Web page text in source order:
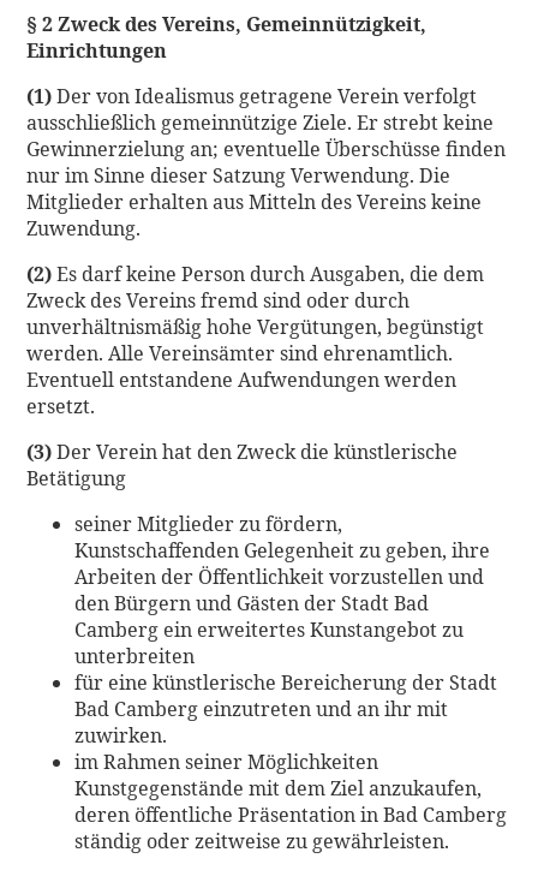
§ 2 Zweck des Vereins, Gemeinnützigkeit,
Einrichtungen
(1)Der von Idealismus getragene Verein verfolgt
ausschließlich gemeinnützige Ziele. Er strebt keine
Gewinnerzielung an; eventuelle Überschüsse finden
nur im Sinne dieser Satzung Verwendung. Die
Mitglieder erhalten aus Mitteln des Vereins keine
Zuwendung.
(2)Es darf keine Person durch Ausgaben, die dem
Zweck des Vereins fremd sind oder durch
unverhältnismäßig hohe Vergütungen, begünstigt
werden. Alle Vereinsämter sind ehrenamtlich.
Eventuell entstandene Aufwendungen werden
ersetzt.
(3)Der Verein hat den Zweck die künstlerische
Betätigung
seiner Mitglieder zu fördern,
Kunstschaffenden Gelegenheit zu geben, ihre
Arbeiten der Öffentlichkeit vorzustellen und
den Bürgern und Gästen der Stadt Bad
Camberg ein erweitertes Kunstangebot zu
unterbreiten
für eine künstlerische Bereicherung der Stadt
Bad Camberg einzutreten und an ihr mit
zuwirken.
im Rahmen seiner Möglichkeiten
Kunstgegenstände mit dem Ziel anzukaufen,
deren öffentliche Präsentation in Bad Camberg
ständig oder zeitweise zu gewährleisten.